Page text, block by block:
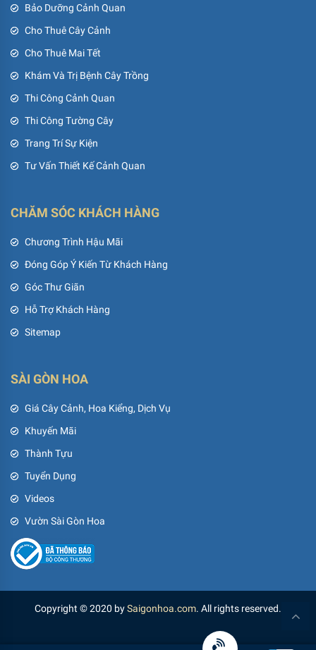
Bảo Dưỡng Cảnh Quan
Cho Thuê Cây Cảnh
Cho Thuê Mai Tết
Khám Và Trị Bệnh Cây Trồng
Thi Công Cảnh Quan
Thi Công Tường Cây
Trang Trí Sự Kiện
Tư Vấn Thiết Kế Cảnh Quan
CHĂM SÓC KHÁCH HÀNG
Chương Trình Hậu Mãi
Đóng Góp Ý Kiến Từ Khách Hàng
Góc Thư Giãn
Hỗ Trợ Khách Hàng
Sitemap
SÀI GÒN HOA
Giá Cây Cảnh, Hoa Kiểng, Dịch Vụ
Khuyến Mãi
Thành Tựu
Tuyển Dụng
Videos
Vườn Sài Gòn Hoa
Copyright © 2020 bySaigonhoa.com. All rights reserved.